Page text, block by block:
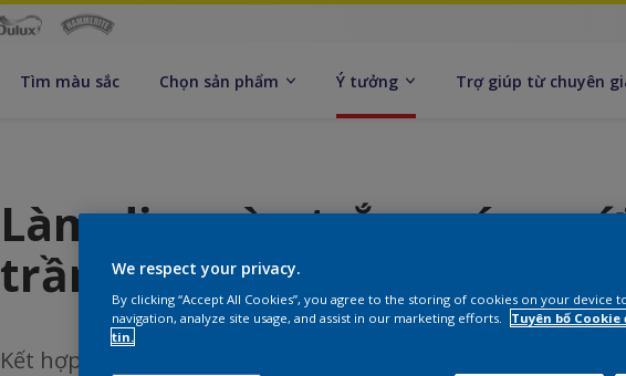
Tìm màu sắc Chọn sản phẩm Ý tưởng Trợ giúp từ chuyên
Làm dịu màu trắng sáng
trầm
Kết hợp màu trắng sáng với màu đỏ dịu để tạo phong cách
We respect your privacy.
By clicking “Accept All Cookies”, you agree to the storing of cookies on your device
navigation, analyze site usage, and assist in our marketing efforts.
Tuyên bố
tin.